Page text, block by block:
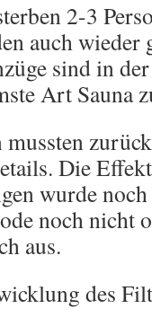
2-3
auch wieder
sind in
Art Sauna
Die
wurde
noch nicht
aus.
des